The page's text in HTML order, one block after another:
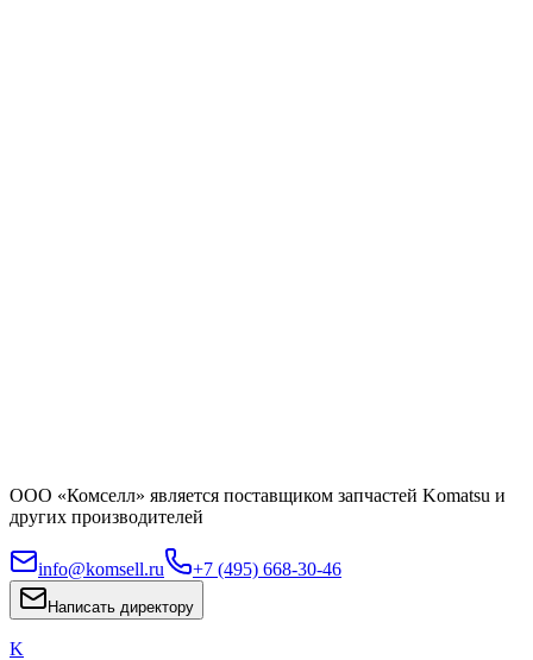
ООО «Комселл» является поставщиком запчастей Komatsu и
других производителей
info@komsell.ru +7 (495) 668-30-46
Написать директору
K